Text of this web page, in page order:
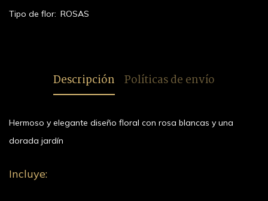
Tipo de flor: ROSAS
Descripción Políticas de envío
Hermoso y elegante diseño floral con rosa blancas y una
dorada jardín
Incluye: